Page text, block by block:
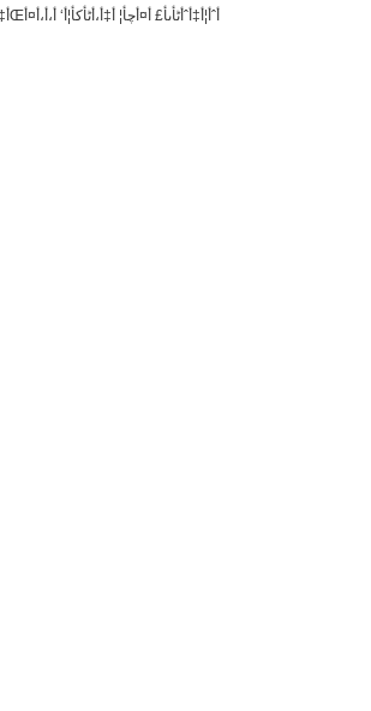
أˆأ¦أ‡أˆأٹأںأ£ أ¤أچأ¦ أ‡أ،أٹأکأ¦أ‘ أ،أ،أ¤أŒأ‡أچ